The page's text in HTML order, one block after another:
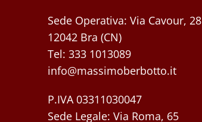
Sede Operativa: Via Cavour, 28
12042 Bra (CN)
Tel: 333 1013089
info@massimoberbotto.it
P.IVA 03311030047
Sede Legale: Via Roma, 65